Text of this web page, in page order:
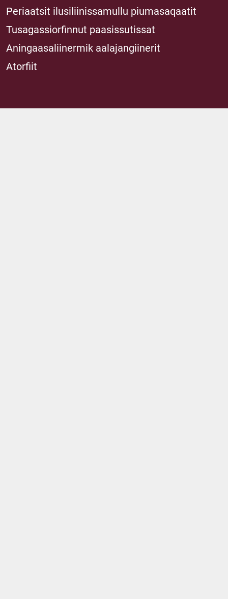
Periaatsit ilusiliinissamullu piumasaqaatit
Tusagassiorfinnut paasissutissat
Aningaasaliinermik aalajangiinerit
Atorfiit